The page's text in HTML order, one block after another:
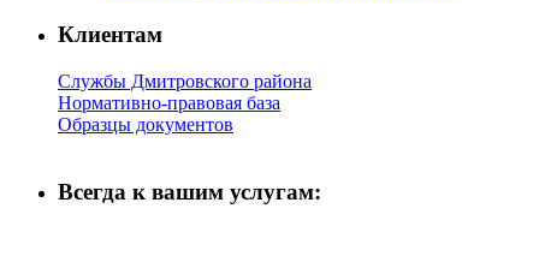
Клиентам
Службы Дмитровского района
Нормативно-правовая база
Образцы документов
Всегда к вашим услугам: